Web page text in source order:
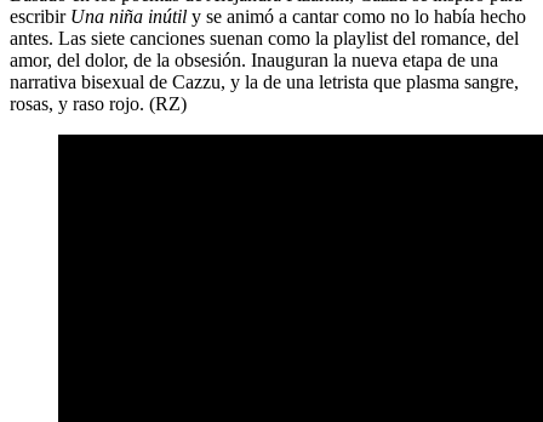
escribir Una niña inútil y se animó a cantar como no lo había hecho
antes. Las siete canciones suenan como la playlist del romance, del
amor, del dolor, de la obsesión. Inauguran la nueva etapa de una
narrativa bisexual de Cazzu, y la de una letrista que plasma sangre,
rosas, y raso rojo. (RZ)